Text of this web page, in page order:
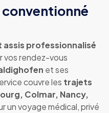
professionnalisé
vos rendez-vous
et ses
couvre les trajets
Colmar, Nancy,
un voyage médical, privé